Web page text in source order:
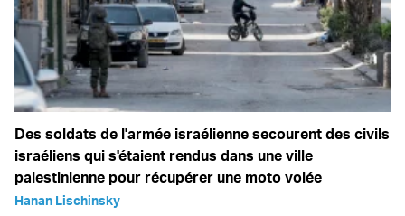
Des soldats de l'armée israélienne secourent des civils
israéliens qui s'étaient rendus dans une ville
palestinienne pour récupérer une moto volée
Hanan Lischinsky